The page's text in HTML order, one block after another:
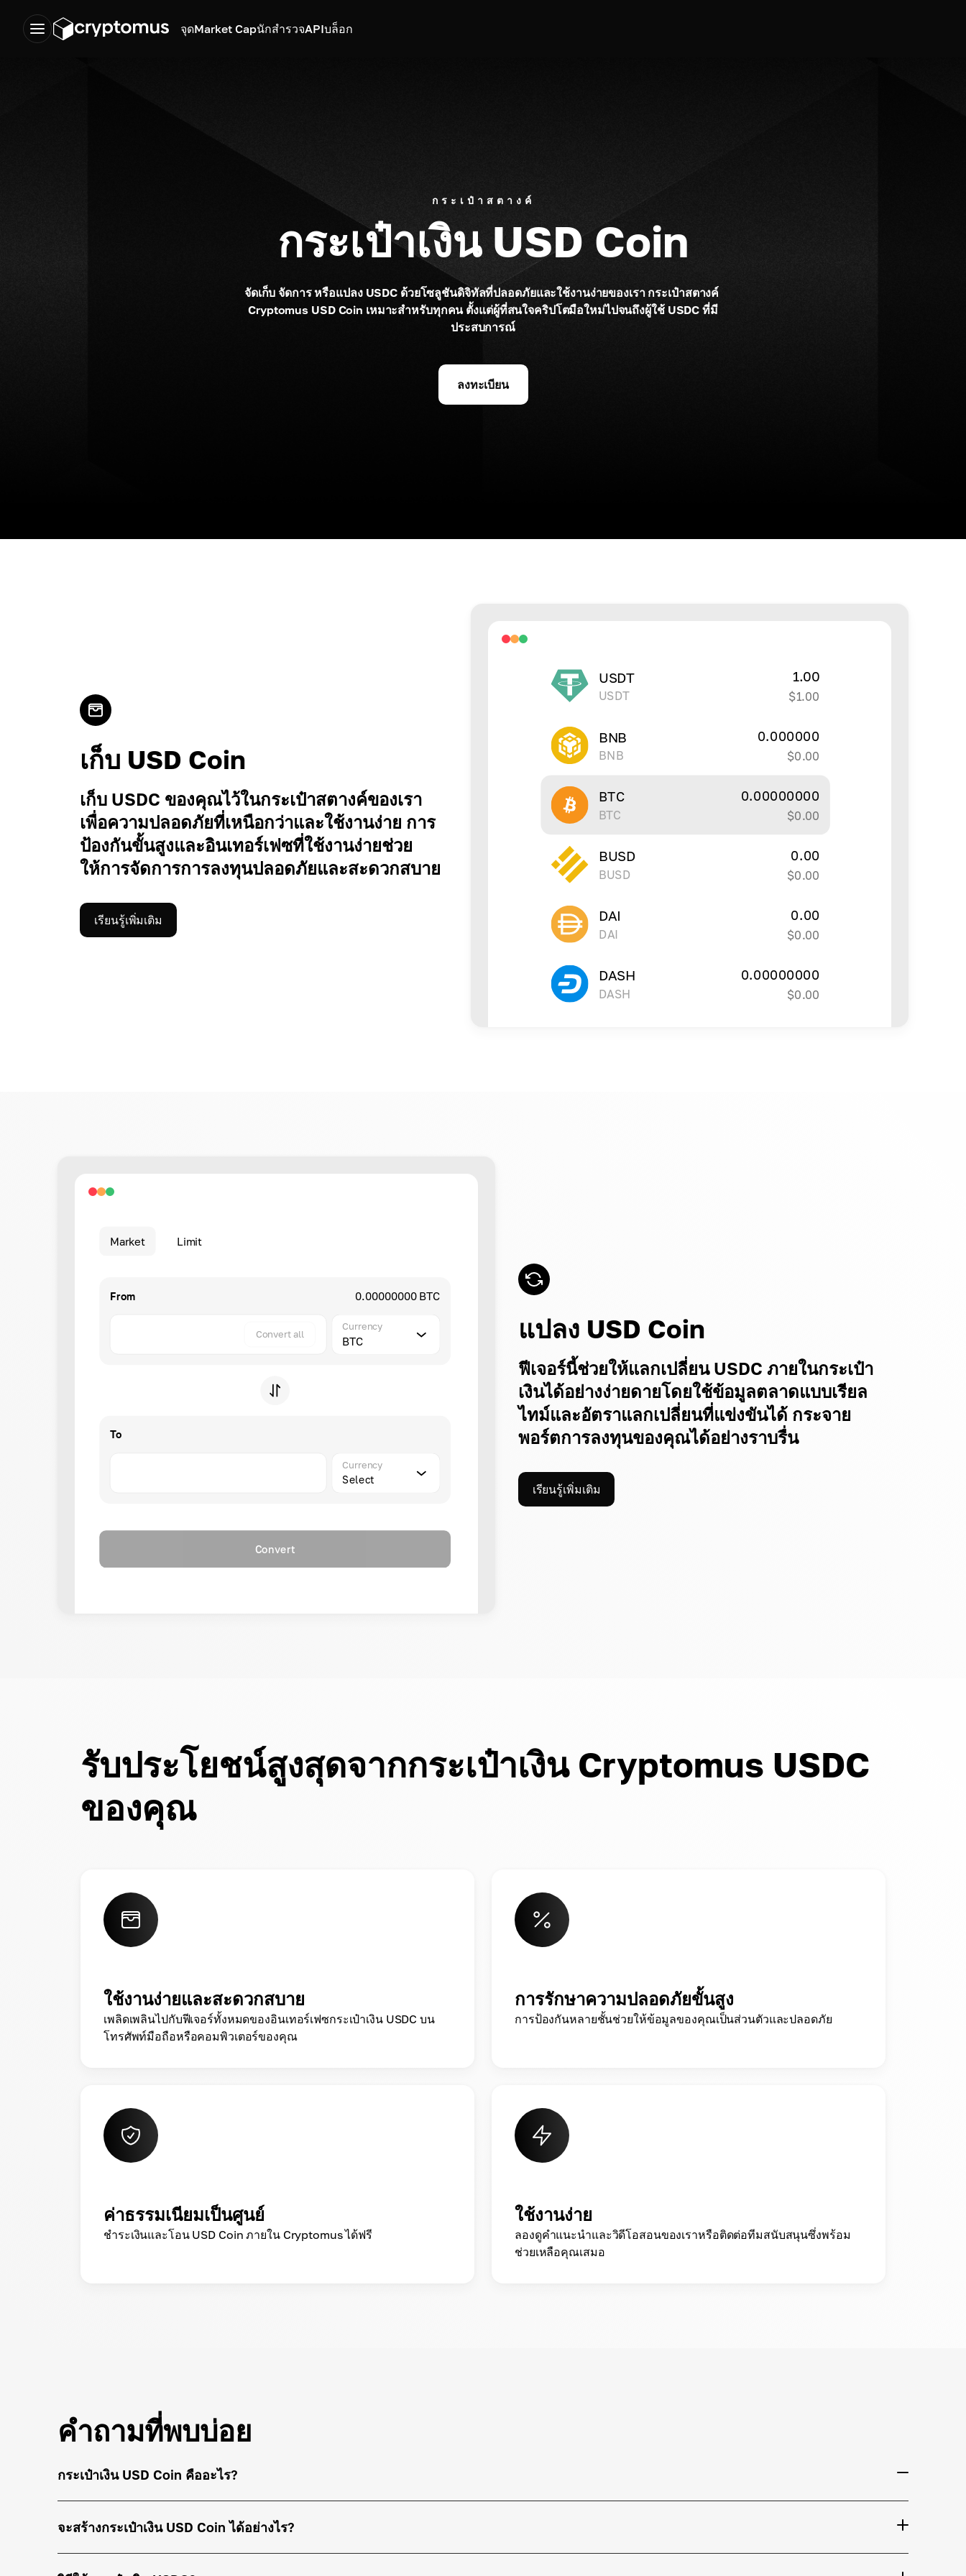
จุดMarket CapนักสำรวจAPIบล็อก
กระเป๋าสตางค์
กระเป๋าเงิน USD Coin
จัดเก็บ จัดการ หรือแปลง USDC ด้วยโซลูชันดิจิทัลที่ปลอดภัยและใช้งานง่ายของเรา กระเป๋าสตางค์
Cryptomus USD Coin เหมาะสำหรับทุกคน ตั้งแต่ผู้ที่สนใจคริปโตมือใหม่ไปจนถึงผู้ใช้ USDC ที่มี
ประสบการณ์
ลงทะเบียน
เก็บ USD Coin
เก็บ USDC ของคุณไว้ในกระเป๋าสตางค์ของเรา
เพื่อความปลอดภัยที่เหนือกว่าและใช้งานง่าย การ
ป้องกันขั้นสูงและอินเทอร์เฟซที่ใช้งานง่ายช่วย
ให้การจัดการการลงทุนปลอดภัยและสะดวกสบาย
เรียนรู้เพิ่มเติม
USDT
USDT
1.00
$1.00
BNB
BNB
0.000000
$0.00
BTC
BTC
0.00000000
$0.00
BUSD
BUSD
0.00
$0.00
DAI
DAI
0.00
$0.00
DASH
DASH
0.00000000
$0.00
แปลง USD Coin
ฟีเจอร์นี้ช่วยให้แลกเปลี่ยน USDC ภายในกระเป๋า
เงินได้อย่างง่ายดายโดยใช้ข้อมูลตลาดแบบเรียล
ไทม์และอัตราแลกเปลี่ยนที่แข่งขันได้ กระจาย
พอร์ตการลงทุนของคุณได้อย่างราบรื่น
เรียนรู้เพิ่มเติม
Market Limit
From 0.00000000 BTC
Convert all
Currency
BTC
To
Currency
Select
Convert
รับประโยชน์สูงสุดจากกระเป๋าเงิน Cryptomus USDC
ของคุณ
ใช้งานง่ายและสะดวกสบาย
เพลิดเพลินไปกับฟีเจอร์ทั้งหมดของอินเทอร์เฟซกระเป๋าเงิน USDC บน
โทรศัพท์มือถือหรือคอมพิวเตอร์ของคุณ
การรักษาความปลอดภัยขั้นสูง
การป้องกันหลายชั้นช่วยให้ข้อมูลของคุณเป็นส่วนตัวและปลอดภัย
ค่าธรรมเนียมเป็นศูนย์
ชำระเงินและโอน USD Coin ภายใน Cryptomus ได้ฟรี
ใช้งานง่าย
ลองดูคำแนะนำและวิดีโอสอนของเราหรือติดต่อทีมสนับสนุนซึ่งพร้อม
ช่วยเหลือคุณเสมอ
คำถามที่พบบ่อย
กระเป๋าเงิน USD Coin คืออะไร?
จะสร้างกระเป๋าเงิน USD Coin ได้อย่างไร?